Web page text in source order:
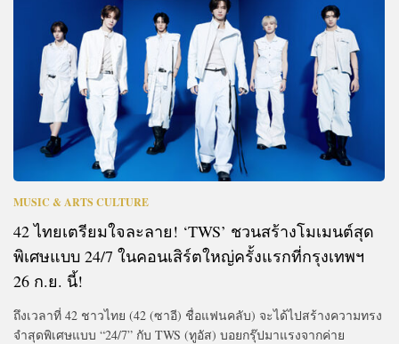
MUSIC & ARTS CULTURE
42 ไทยเตรียมใจละลาย! ‘TWS’ ชวนสร้างโมเมนต์สุด
พิเศษแบบ 24/7 ในคอนเสิร์ตใหญ่ครั้งแรกที่กรุงเทพฯ
26 ก.ย. นี้!
ถึงเวลาที่ 42 ชาวไทย (42 (ซาอี) ชื่อแฟนคลับ) จะได้ไปสร้างความทรง
จำสุดพิเศษแบบ “24/7” กับ TWS (ทูอัส) บอยกรุ๊ปมาแรงจากค่าย